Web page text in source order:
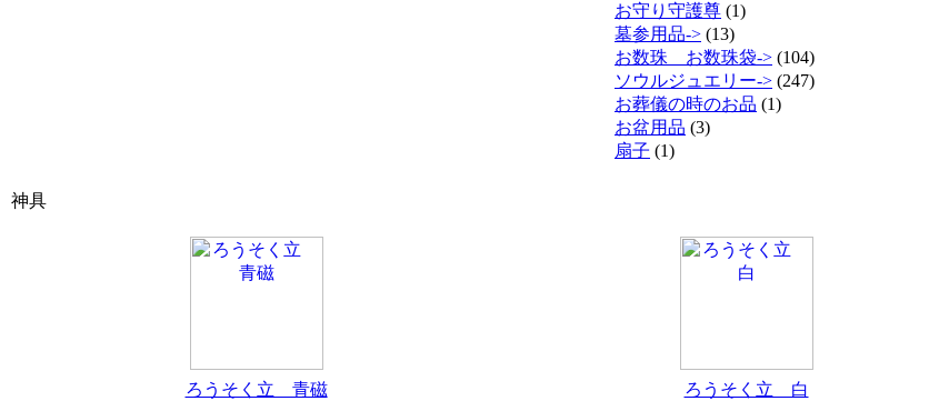
お守り守護尊 (1)
墓参用品-> (13)
お数珠 お数珠袋-> (104)
ソウルジュエリー-> (247)
お葬儀の時のお品 (1)
お盆用品 (3)
扇子 (1)
神具
ろうそく立 青磁 ろうそく立 白